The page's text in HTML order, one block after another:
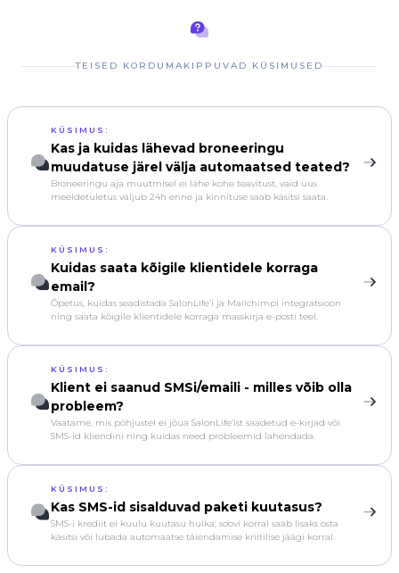
TEISED KORDUMAKIPPUVAD KÜSIMUSED
KÜSIMUS:
Kas ja kuidas lähevad broneeringu
muudatuse järel välja automaatsed teated?
Broneeringu aja muutmisel ei lähe kohe teavitust, vaid uus
meeldetuletus väljub 24h enne ja kinnituse saab käsitsi saata.
KÜSIMUS:
Kuidas saata kõigile klientidele korraga
email?
Õpetus, kuidas seadistada SalonLife’i ja Mailchimpi integratsioon
ning saata kõigile klientidele korraga masskirja e-posti teel.
KÜSIMUS:
Klient ei saanud SMSi/emaili - milles võib olla
probleem?
Vaatame, mis põhjustel ei jõua SalonLife’ist saadetud e-kirjad või
SMS-id kliendini ning kuidas need probleemid lahendada.
KÜSIMUS:
Kas SMS-id sisalduvad paketi kuutasus?
SMS-i krediit ei kuulu kuutasu hulka; soovi korral saab lisaks osta
käsitsi või lubada automaatse täiendamise kriitilise jäägi korral.